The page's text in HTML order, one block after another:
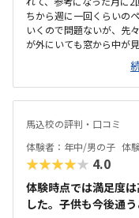
ちから週に一回くらいの
いくので問題ないが、先
が外にいても窓から中が
えて集中できないことも
費用はなくていいのと、
が親身になってくださっ
してくれそう
馬込校の評判・口コミ
体験者：年中/男の子 体
★★★★★ 4.0
体験時点では満足度
した。子供も今後通